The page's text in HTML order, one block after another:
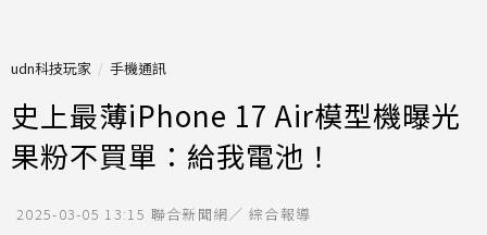
udn科技玩家 手機通訊
史上最薄iPhone 17 Air模型機曝光
果粉不買單：給我電池！
2025-03-05 13:15 聯合新聞網／ 綜合報導